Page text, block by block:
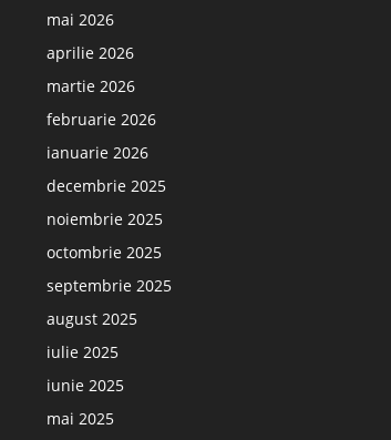
mai 2026
aprilie 2026
martie 2026
februarie 2026
ianuarie 2026
decembrie 2025
noiembrie 2025
octombrie 2025
septembrie 2025
august 2025
iulie 2025
iunie 2025
mai 2025